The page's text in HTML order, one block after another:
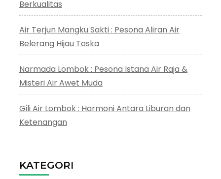
Berkualitas
Air Terjun Mangku Sakti : Pesona Aliran Air
Belerang Hijau Toska
Narmada Lombok : Pesona Istana Air Raja &
Misteri Air Awet Muda
Gili Air Lombok : Harmoni Antara Liburan dan
Ketenangan
KATEGORI